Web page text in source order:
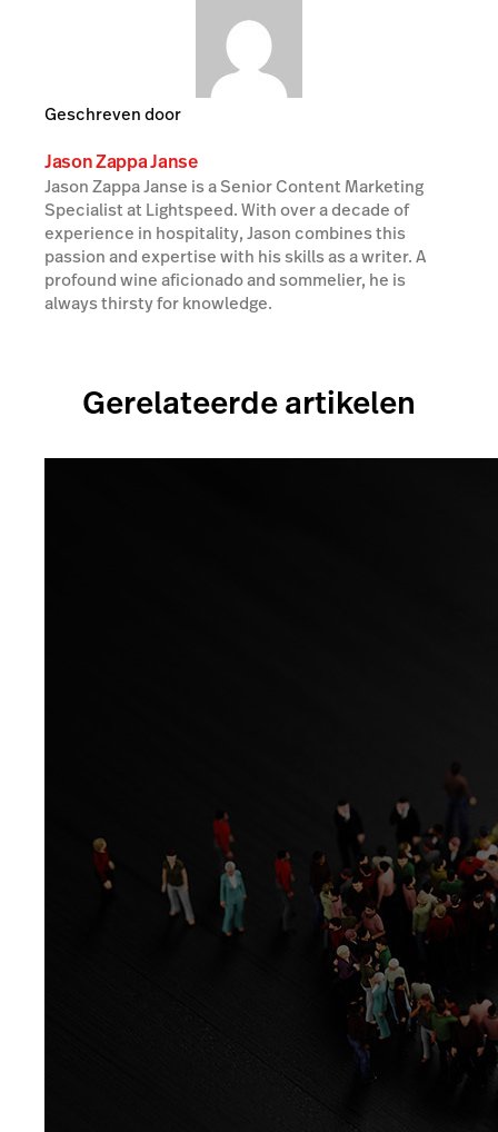
Geschreven door
Jason Zappa Janse
Jason Zappa Janse is a Senior Content Marketing
Specialist at Lightspeed. With over a decade of
experience in hospitality, Jason combines this
passion and expertise with his skills as a writer. A
profound wine aficionado and sommelier, he is
always thirsty for knowledge.
Gerelateerde artikelen